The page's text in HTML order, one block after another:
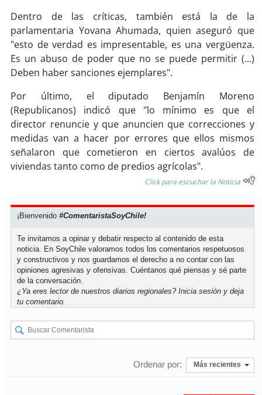
Dentro de las críticas, también está la de la
parlamentaria Yovana Ahumada, quien aseguró que
"esto de verdad es impresentable, es una vergüenza.
Es un abuso de poder que no se puede permitir (...)
Deben haber sanciones ejemplares".
Por último, el diputado Benjamín Moreno
(Republicanos) indicó que "lo mínimo es que el
director renuncie y que anuncien que correcciones y
medidas van a hacer por errores que ellos mismos
señalaron que cometieron en ciertos avalúos de
viviendas tanto como de predios agrícolas".
Click para escuchar la Noticia
¡Bienvenido#ComentaristaSoyChile!
Te invitamos a opinar y debatir respecto al contenido de esta
noticia. En SoyChile valoramos todos los comentarios respetuosos
y constructivos y nos guardamos el derecho a no contar con las
opiniones agresivas y ofensivas. Cuéntanos qué piensas y sé parte
de la conversación.
¿Ya eres lector de nuestros diarios regionales?Inicia sesión y deja
tu comentario.
Ordenar por: Más recientes